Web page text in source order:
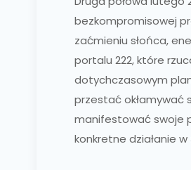
bezkompromisowej
zaćmieniu słońca,
portalu 222, które
dotychczasowym
przestać okłamywać
manifestować swoje
konkretne działanie w